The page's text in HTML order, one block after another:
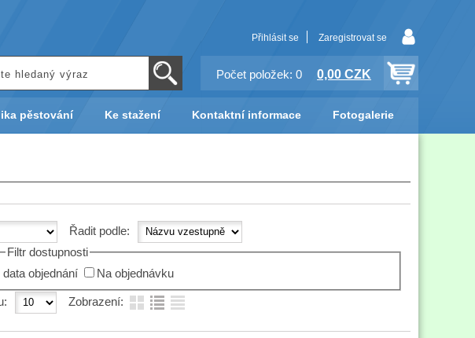
Přihlásit se Zaregistrovat se
Počet položek: 0 0,00 CZK
pěstování Ke stažení Kontaktní informace Fotogalerie
Řadit podle:
Filtr dostupnosti
objednání
Na objednávku
Zobrazení: